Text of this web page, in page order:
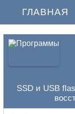
ГЛАВНАЯ
SSD и USB